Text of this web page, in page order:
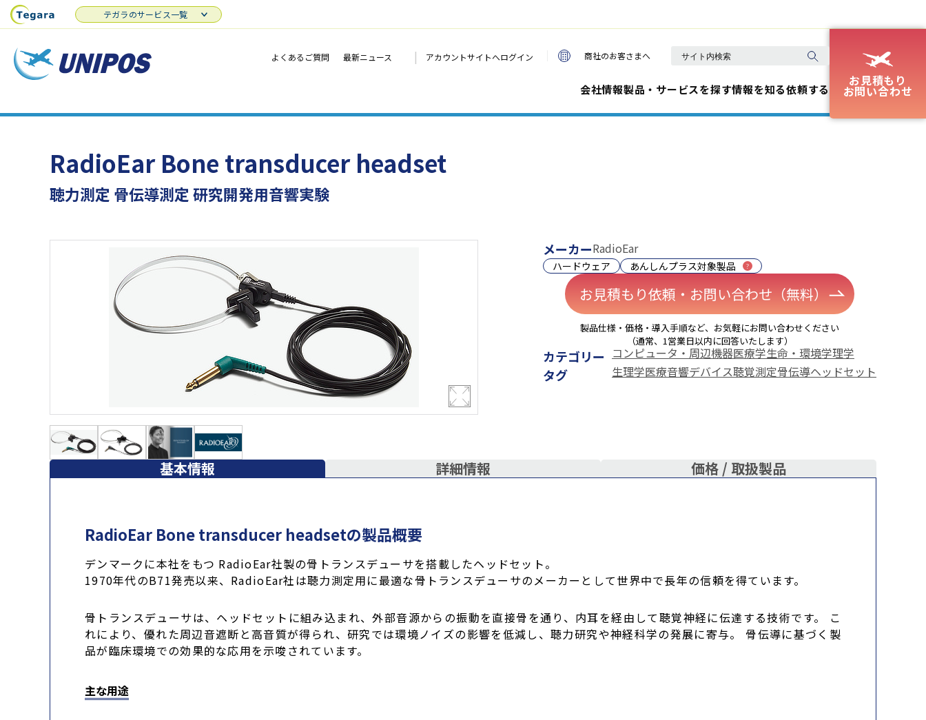
よくあるご質問 最新ニュース | アカウントサイトへログイン 商社のお客さまへ
会社情報製品・サービスを探す情報を知る依頼する
お見積もり
お問い合わせ
テガラのサービス一覧
RadioEar Bone transducer headset
聴力測定 骨伝導測定 研究開発用音響実験
メーカーRadioEar
ハードウェア あんしんプラス対象製品
お見積もり依頼・お問い合わせ（無料）
製品仕様・価格・導入手順など、お気軽にお問い合わせください
（通常、1営業日以内に回答いたします）
カテゴリー コンピュータ・周辺機器医療学生命・環境学理学
タグ 生理学医療音響デバイス聴覚測定骨伝導ヘッドセット
基本情報 詳細情報 価格 / 取扱製品
RadioEar Bone transducer headsetの製品概要
デンマークに本社をもつ RadioEar社製の骨トランスデューサを搭載したヘッドセット。
1970年代のB71発売以来、RadioEar社は聴力測定用に最適な骨トランスデューサのメーカーとして世界中で長年の信頼を得ています。
骨トランスデューサは、ヘッドセットに組み込まれ、外部音源からの振動を直接骨を通り、内耳を経由して聴覚神経に伝達する技術です。 こ
れにより、優れた周辺音遮断と高音質が得られ、研究では環境ノイズの影響を低減し、聴力研究や神経科学の発展に寄与。 骨伝導に基づく製
品が臨床環境での効果的な応用を示唆されています。
主な用途